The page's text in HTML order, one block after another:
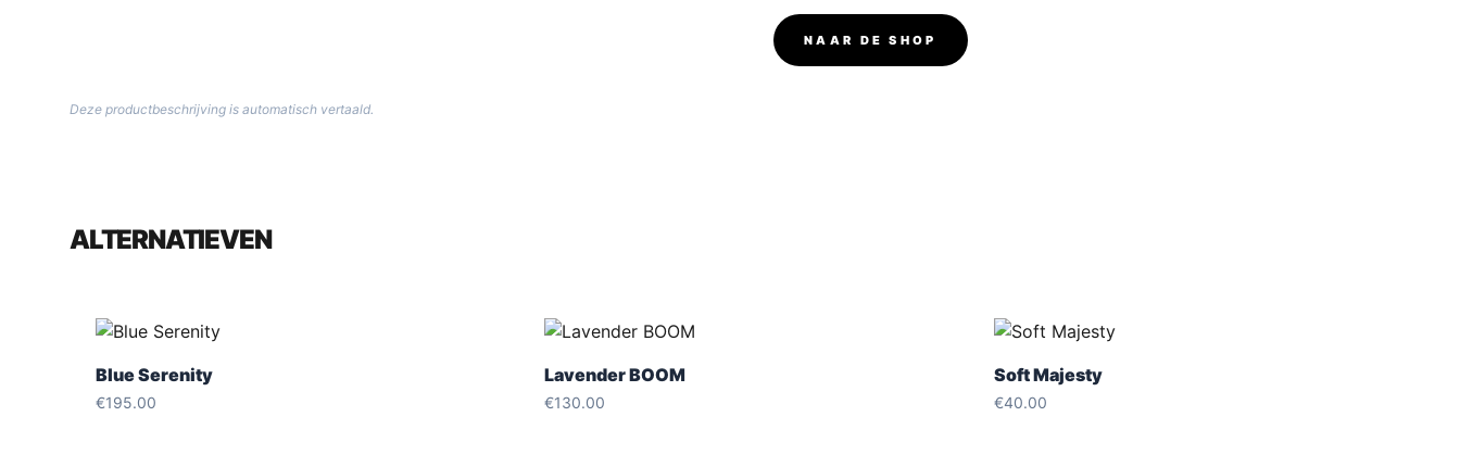
NAAR DE SHOP
Deze productbeschrijving is automatisch vertaald.
ALTERNATIEVEN
Blue Serenity
€195.00
Lavender BOOM
€130.00
Soft Majesty
€40.00